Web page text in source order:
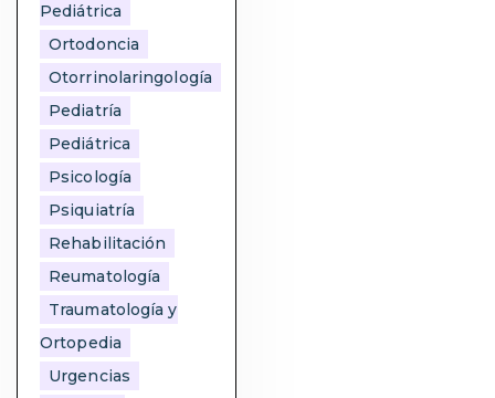
Pediátrica
Ortodoncia
Otorrinolaringología
Pediatría
Pediátrica
Psicología
Psiquiatría
Rehabilitación
Reumatología
Traumatología y
Ortopedia
Urgencias